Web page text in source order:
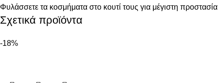
Φυλάσσετε τα κοσμήματα στο κουτί τους για μέγιστη προστασία
Σχετικά προϊόντα
-18%